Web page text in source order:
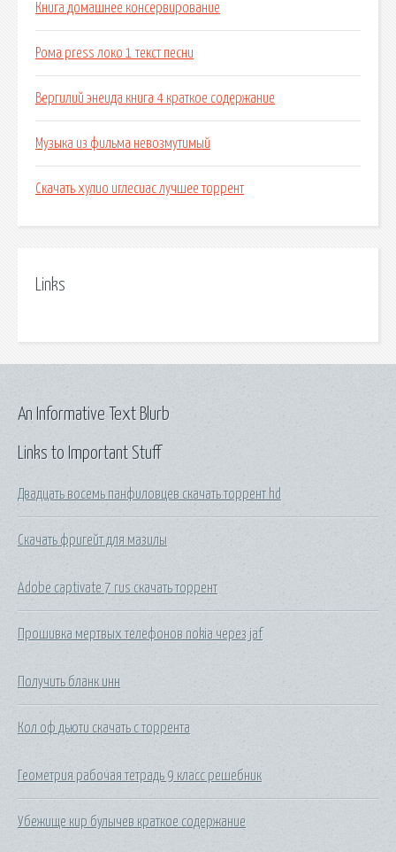
Книга домашнее консервирование
Рома press локо 1 текст песни
Вергилий энеида книга 4 краткое содержание
Музыка из фильма невозмутимый
Скачать хулио иглесиас лучшее торрент
Links
Links to Important Stuff
Двадцать восемь панфиловцев скачать торрент hd
Скачать фригейт для мазилы
Adobe captivate 7 rus скачать торрент
Прошивка мертвых телефонов nokia через jaf
Получить бланк инн
Кол оф дьюти скачать с торрента
Геометрия рабочая тетрадь 9 класс решебник
Убежище кир булычев краткое содержание
An Informative Text Blurb